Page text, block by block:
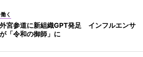
く
宮参道に新組織GPT発足 インフルエンサ
「令和の御師」に